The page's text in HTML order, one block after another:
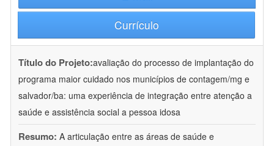
Currículo
Título do Projeto:avaliação do processo de implantação do
programa maior cuidado nos municípios de contagem/mg e
salvador/ba: uma experiência de integração entre atenção a
saúde e assistência social a pessoa idosa
Resumo: A articulação entre as áreas de saúde e